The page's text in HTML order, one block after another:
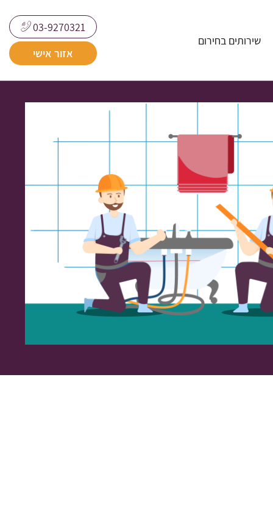
03-9270321
אזור אישי
שירותים בחירום